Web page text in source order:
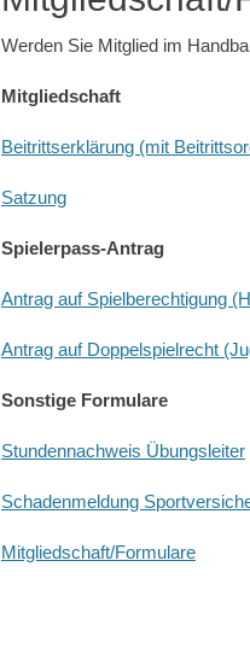
Werden Sie Mitglied im
Mitgliedschaft
Beitrittserklärung (mit
Satzung
Spielerpass-Antrag
Antrag auf Spielberechtigung
Antrag auf Doppelspielrecht
Sonstige Formulare
Stundennachweis Übungsleiter
Schadenmeldung
Mitgliedschaft/Formulare